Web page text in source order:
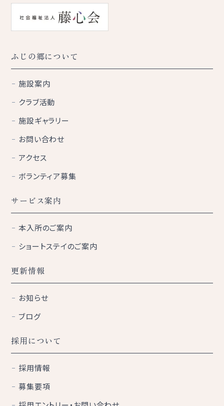
ふじの郷について
施設案内
クラブ活動
施設ギャラリー
お問い合わせ
アクセス
ボランティア募集
サービス案内
本入所のご案内
ショートステイのご案内
更新情報
お知らせ
ブログ
採用について
採用情報
募集要項